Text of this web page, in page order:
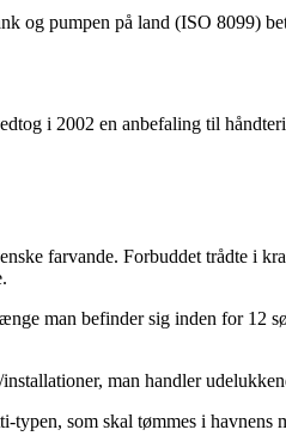
og pumpen på land (ISO 8099)
i 2002 en anbefaling til
farvande. Forbuddet trådte i
man befinder sig inden for 12
man handler
som skal tømmes i havnens